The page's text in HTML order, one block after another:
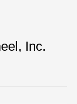
Inc.